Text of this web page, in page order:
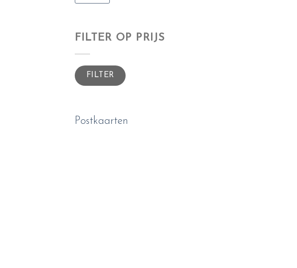
FILTER OP PRIJS
Min.
prijs
Max.
prijsFILTER
Postkaarten